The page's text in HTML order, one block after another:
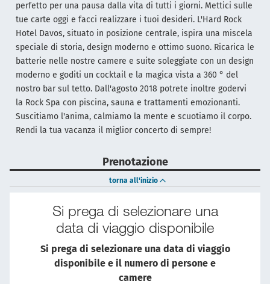
perfetto per una pausa dalla vita di tutti i giorni. Mettici sulle
tue carte oggi e facci realizzare i tuoi desideri. L'Hard Rock
Hotel Davos, situato in posizione centrale, ispira una miscela
speciale di storia, design moderno e ottimo suono. Ricarica le
batterie nelle nostre camere e suite soleggiate con un design
moderno e goditi un cocktail e la magica vista a 360 ° del
nostro bar sul tetto. Dall'agosto 2018 potrete inoltre godervi
la Rock Spa con piscina, sauna e trattamenti emozionanti.
Suscitiamo l'anima, calmiamo la mente e scuotiamo il corpo.
Rendi la tua vacanza il miglior concerto di sempre!
Prenotazione
torna all'inizio
Si prega di selezionare una
data di viaggio disponibile
Si prega di selezionare una data di viaggio
disponibile e il numero di persone e
camere